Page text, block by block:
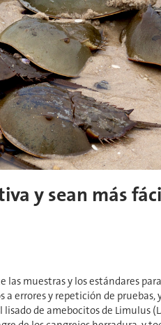
y sean más
muestras y los estándares
errores y repetición de pruebas,
de amebocitos de Limulus